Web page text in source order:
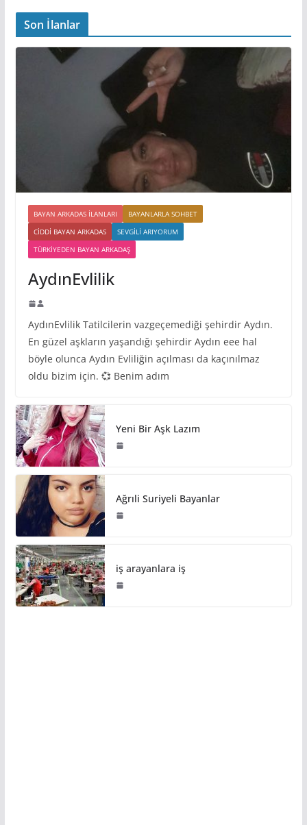
Son İlanlar
BAYAN ARKADAS ILANLARI
BAYANLARLA SOHBET
CIDDI BAYAN ARKADAS
SEVGILI ARIYORUM
TÜRKIYEDEN BAYAN ARKADAŞ
AydınEvlilik
AydınEvlilik Tatilcilerin vazgeçemediği şehirdir Aydın.
En güzel aşkların yaşandığı şehirdir Aydın eee hal
böyle olunca Aydın Evliliğin açılması da kaçınılmaz
oldu bizim için. 💞 Benim adım
Yeni Bir Aşk Lazım
Ağrıli Suriyeli Bayanlar
iş arayanlara iş